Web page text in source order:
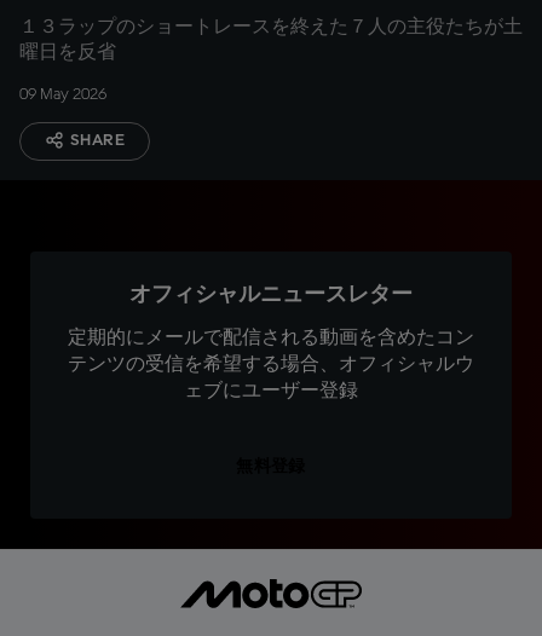
１３ラップのショートレースを終えた７人の主役たちが土
曜日を反省
09 May 2026
SHARE
オフィシャルニュースレター
定期的にメールで配信される動画を含めたコン
テンツの受信を希望する場合、オフィシャルウ
ェブにユーザー登録